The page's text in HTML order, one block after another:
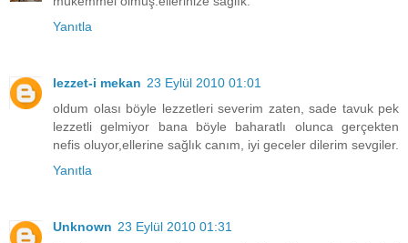
Yanıtla
lezzet-i mekan 23 Eylül 2010 01:01
oldum olası böyle lezzetleri severim zaten, sade tavuk pek
lezzetli gelmiyor bana böyle baharatlı olunca gerçekten
nefis oluyor,ellerine sağlık canım, iyi geceler dilerim sevgiler.
Yanıtla
Unknown 23 Eylül 2010 01:31